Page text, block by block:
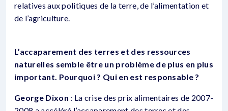
relatives aux politiques de la terre, de l’alimentation et
de l’agriculture.
L’accaparement des terres et des ressources
naturelles semble être un problème de plus en plus
important. Pourquoi ? Qui en est responsable ?
George Dixon : La crise des prix alimentaires de 2007-